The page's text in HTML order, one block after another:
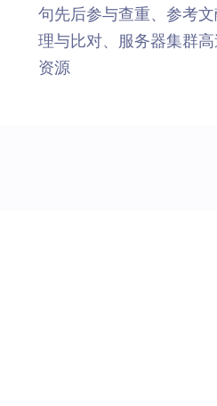
句先后参与查重、参考
理与比对、服务器集群
资源